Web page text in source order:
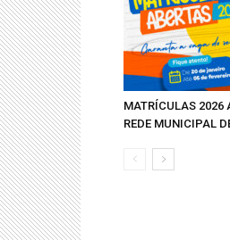
MATRÍCULAS 2026
REDE MUNICIPAL